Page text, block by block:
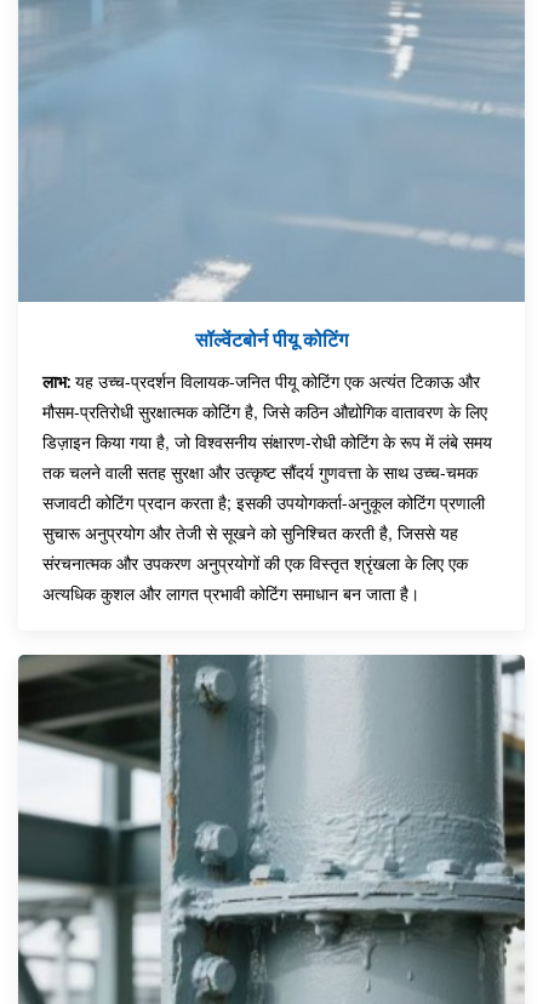
सॉल्वेंटबोर्न पीयू कोटिंग
लाभ: यह उच्च-प्रदर्शन विलायक-जनित पीयू कोटिंग एक अत्यंत टिकाऊ और
मौसम-प्रतिरोधी सुरक्षात्मक कोटिंग है, जिसे कठिन औद्योगिक वातावरण के लिए
डिज़ाइन किया गया है, जो विश्वसनीय संक्षारण-रोधी कोटिंग के रूप में लंबे समय
तक चलने वाली सतह सुरक्षा और उत्कृष्ट सौंदर्य गुणवत्ता के साथ उच्च-चमक
सजावटी कोटिंग प्रदान करता है; इसकी उपयोगकर्ता-अनुकूल कोटिंग प्रणाली
सुचारू अनुप्रयोग और तेजी से सूखने को सुनिश्चित करती है, जिससे यह
संरचनात्मक और उपकरण अनुप्रयोगों की एक विस्तृत श्रृंखला के लिए एक
अत्यधिक कुशल और लागत प्रभावी कोटिंग समाधान बन जाता है।